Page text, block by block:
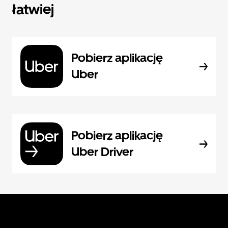
łatwiej
Pobierz aplikację
Uber
Pobierz aplikację
Uber Driver